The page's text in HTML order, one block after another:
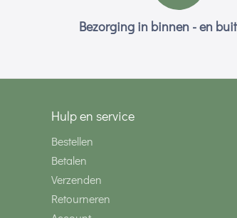
Bezorging in binnen - en
Hulp en service
Bestellen
Betalen
Verzenden
Retourneren